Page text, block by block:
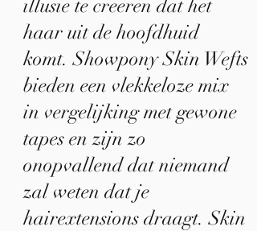
illusie te creëren dat het
haar uit de hoofdhuid
komt. Showpony Skin Wefts
bieden een vlekkeloze mix
in vergelijking met gewone
tapes en zijn zo
onopvallend dat niemand
zal weten dat je
hairextensions draagt. Skin